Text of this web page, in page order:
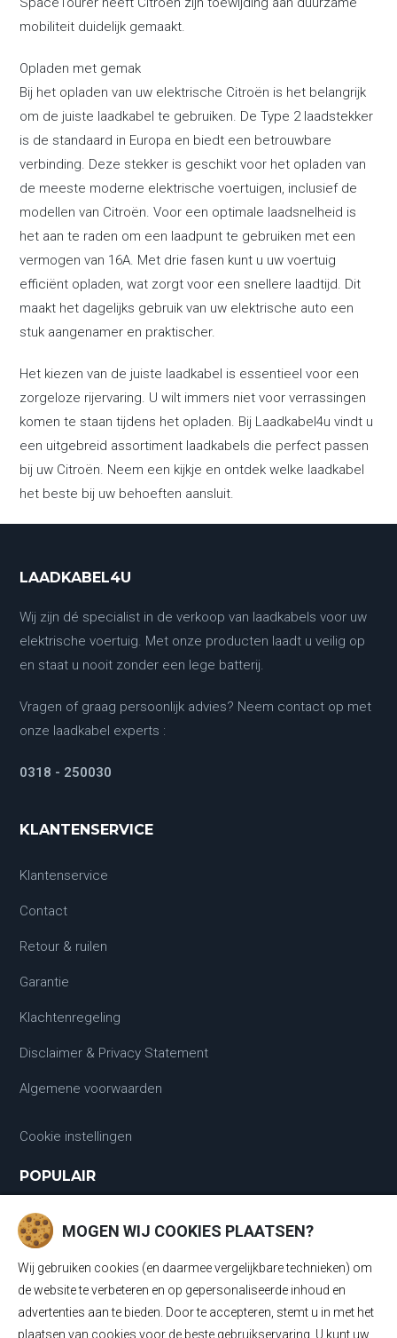
mobiliteit duidelijk gemaakt.
Opladen met gemak
Bij het opladen van uw elektrische Citroën is het belangrijk
om de juiste laadkabel te gebruiken. De Type 2 laadstekker
is de standaard in Europa en biedt een betrouwbare
verbinding. Deze stekker is geschikt voor het opladen van
de meeste moderne elektrische voertuigen, inclusief de
modellen van Citroën. Voor een optimale laadsnelheid is
het aan te raden om een laadpunt te gebruiken met een
vermogen van 16A. Met drie fasen kunt u uw voertuig
efficiënt opladen, wat zorgt voor een snellere laadtijd. Dit
maakt het dagelijks gebruik van uw elektrische auto een
stuk aangenamer en praktischer.
Het kiezen van de juiste laadkabel is essentieel voor een
zorgeloze rijervaring. U wilt immers niet voor verrassingen
komen te staan tijdens het opladen. Bij Laadkabel4u vindt u
een uitgebreid assortiment laadkabels die perfect passen
bij uw Citroën. Neem een kijkje en ontdek welke laadkabel
het beste bij uw behoeften aansluit.
LAADKABEL4U
Wij zijn dé specialist in de verkoop van laadkabels voor uw
elektrische voertuig. Met onze producten laadt u veilig op
en staat u nooit zonder een lege batterij.
Vragen of graag persoonlijk advies? Neem contact op met
onze laadkabel experts :
0318 - 250030
KLANTENSERVICE
Klantenservice
Contact
Retour & ruilen
Garantie
Klachtenregeling
Disclaimer & Privacy Statement
Algemene voorwaarden
Cookie instellingen
POPULAIR
Laadkabels
Laadkabels Type 1
Laadkabels Type 2
Mobiele Thuisladers Type 2 en Type 1
MOGEN WIJ COOKIES PLAATSEN?
Wij gebruiken cookies (en daarmee vergelijkbare technieken) om
de website te verbeteren en op gepersonaliseerde inhoud en
advertenties aan te bieden. Door te accepteren, stemt u in met het
plaatsen van cookies voor de beste gebruikservaring. U kunt uw